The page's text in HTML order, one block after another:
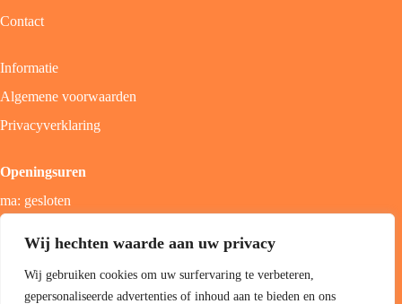
Wij hechten waarde aan uw privacy
Wij gebruiken cookies om uw surfervaring te verbeteren,
gepersonaliseerde advertenties of inhoud aan te bieden en ons
Contact
Informatie
Algemene voorwaarden
Privacyverklaring
Openingsuren
ma: gesloten
zon; gesloten